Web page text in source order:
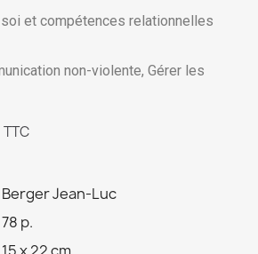
et compétences relationnelles
non-violente, Gérer les
TTC
Berger Jean-Luc
78 p.